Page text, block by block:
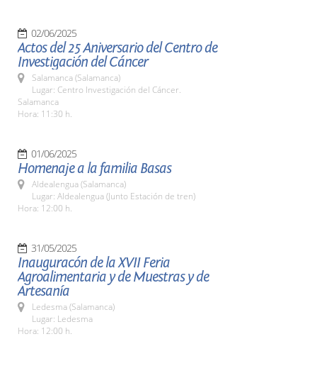
02/06/2025
Actos del 25 Aniversario del Centro de
Investigación del Cáncer
Salamanca (Salamanca)
Lugar: Centro Investigación del Cáncer.
Salamanca
Hora: 11:30 h.
01/06/2025
Homenaje a la familia Basas
Aldealengua (Salamanca)
Lugar: Aldealengua (Junto Estación de tren)
Hora: 12:00 h.
31/05/2025
Inauguracón de la XVII Feria
Agroalimentaria y de Muestras y de
Artesanía
Ledesma (Salamanca)
Lugar: Ledesma
Hora: 12:00 h.